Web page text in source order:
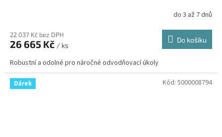
do 3 až 7 dnů
22 037 Kč bez DPH
26 665 Kč / ks
Do košíku
Robustní a odolné pro náročné odvodňovací úkoly
Dárek Kód: 5000008794